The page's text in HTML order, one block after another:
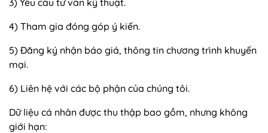
3) Yêu cầu tư vấn kỹ thuật.
4) Tham gia đóng góp ý kiến.
5) Đăng ký nhận báo giá, thông tin chương trình khuyến
mại.
6) Liên hệ với các bộ phận của chúng tôi.
Dữ liệu cá nhân được thu thập bao gồm, nhưng không
giới hạn: